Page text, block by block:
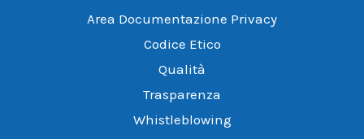
Area Documentazione Privacy
Codice Etico
Qualità
Trasparenza
Whistleblowing